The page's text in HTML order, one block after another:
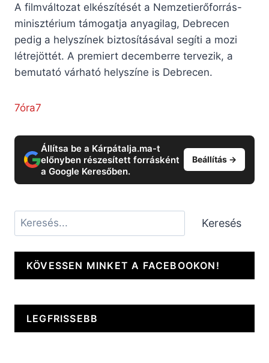
A filmváltozat elkészítését a Nemzetierőforrás-
minisztérium támogatja anyagilag, Debrecen
pedig a helyszínek biztosításával segíti a mozi
létrejöttét. A premiert decemberre tervezik, a
bemutató várható helyszíne is Debrecen.
7óra7
Állítsa be a Kárpátalja.ma-t
előnyben részesített forrásként
a Google Keresőben.
Beállítás →
Keresés Keresés
KÖVESSEN MINKET A FACEBOOKON!
LEGFRISSEBB